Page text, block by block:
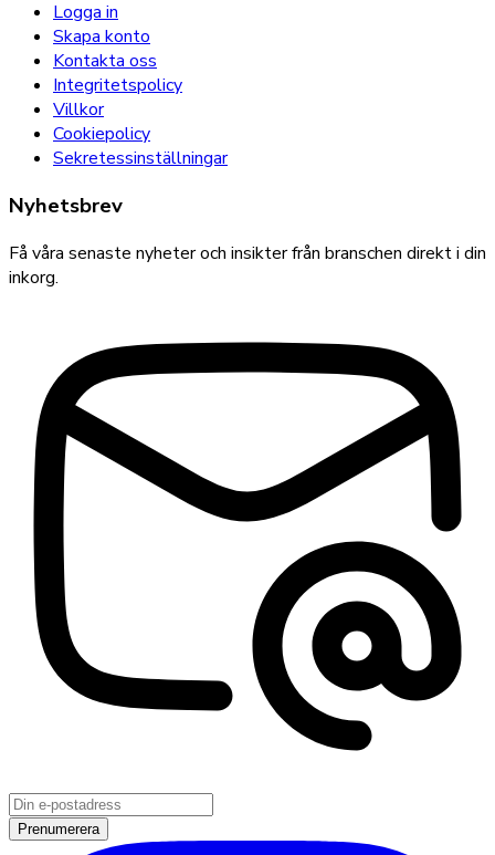
Logga in
Skapa konto
Kontakta oss
Integritetspolicy
Villkor
Cookiepolicy
Sekretessinställningar
Nyhetsbrev
Få våra senaste nyheter och insikter från branschen direkt i din
inkorg.
Prenumerera